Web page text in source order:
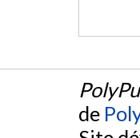
de